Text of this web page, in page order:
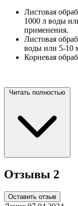
Листовая
1000 л воды
применения.
Листовая
воды или 5-10
Корневая
Читать полностью
Отзывы 2
Оставить отзыв